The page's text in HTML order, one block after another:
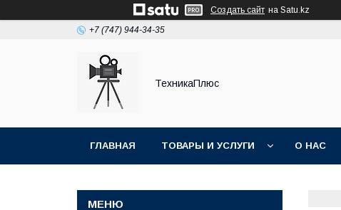
Создать сайт на Satu.kz
+7 (747) 944-34-35
ТехникаПлюс
ГЛАВНАЯ ТОВАРЫ И УСЛУГИ О НАС